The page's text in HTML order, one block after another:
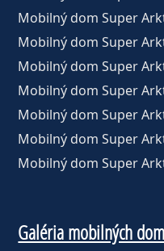
Mobilný dom Super
Mobilný dom Super
Mobilný dom Super
Mobilný dom Super
Mobilný dom Super
Mobilný dom Super
Mobilný dom Super
Galéria mobilných